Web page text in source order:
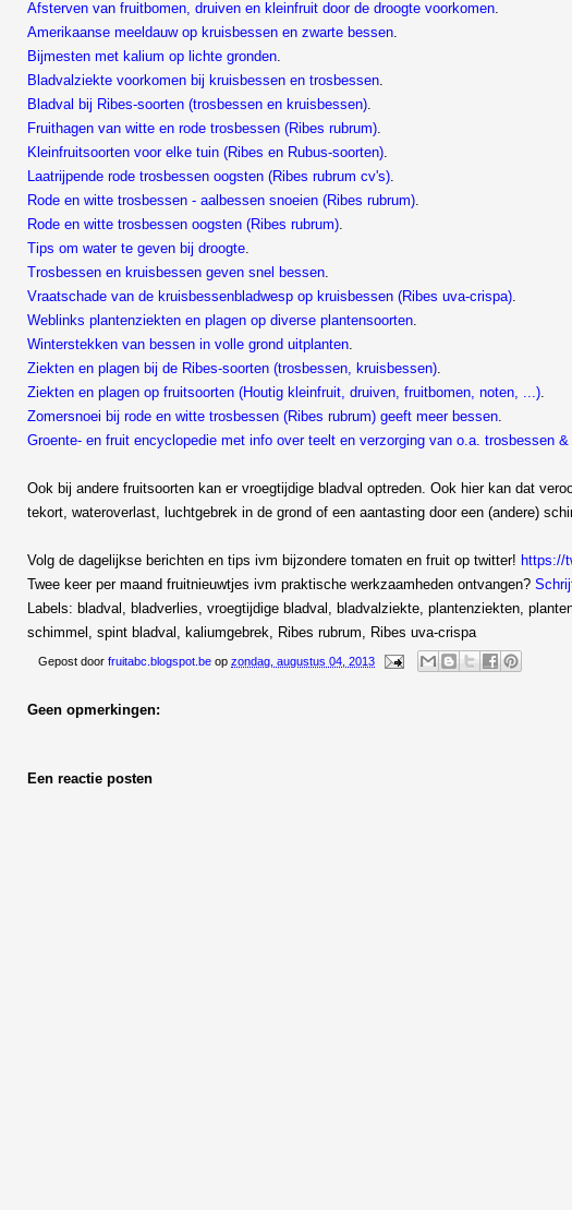
Afsterven van fruitbomen, druiven en kleinfruit door de droogte voorkomen
Amerikaanse meeldauw op kruisbessen en zwarte bessen
Bijmesten met kalium op lichte gronden
Bladvalziekte voorkomen bij kruisbessen en trosbessen
Bladval bij Ribes-soorten (trosbessen en kruisbessen)
Fruithagen van witte en rode trosbessen (Ribes rubrum)
Kleinfruitsoorten voor elke tuin (Ribes en Rubus-soorten)
Laatrijpende rode trosbessen oogsten (Ribes rubrum cv's)
Rode en witte trosbessen - aalbessen snoeien (Ribes rubrum)
Rode en witte trosbessen oogsten (Ribes rubrum)
Tips om water te geven bij droogte
Trosbessen en kruisbessen geven snel bessen
Vraatschade van de kruisbessenbladwesp op kruisbessen (Ribes uva-crispa)
Weblinks plantenziekten en plagen op diverse plantensoorten
Winterstekken van bessen in volle grond uitplanten
Ziekten en plagen bij de Ribes-soorten (trosbessen, kruisbessen)
Ziekten en plagen op fruitsoorten (Houtig kleinfruit, druiven, fruitbomen, noten, ...)
Zomersnoei bij rode en witte trosbessen (Ribes rubrum) geeft meer bessen
Groente- en fruit encyclopedie met info over teelt en verzorging van o.a. trosbessen
Ook bij andere fruitsoorten kan er vroegtijdige bladval optreden. Ook hier kan dat
tekort, wateroverlast, luchtgebrek in de grond of een aantasting door een (andere)
Volg de dagelijkse berichten en tips ivm bijzondere tomaten en fruit op twitter! https://
Twee keer per maand fruitnieuwtjes ivm praktische werkzaamheden ontvangen?
Labels: bladval, bladverlies, vroegtijdige bladval, bladvalziekte, plantenziekten,
schimmel, spint bladval, kaliumgebrek, Ribes rubrum, Ribes uva-crispa
Gepost door fruitabc.blogspot.be op zondag, augustus 04, 2013
Geen opmerkingen:
Een reactie posten